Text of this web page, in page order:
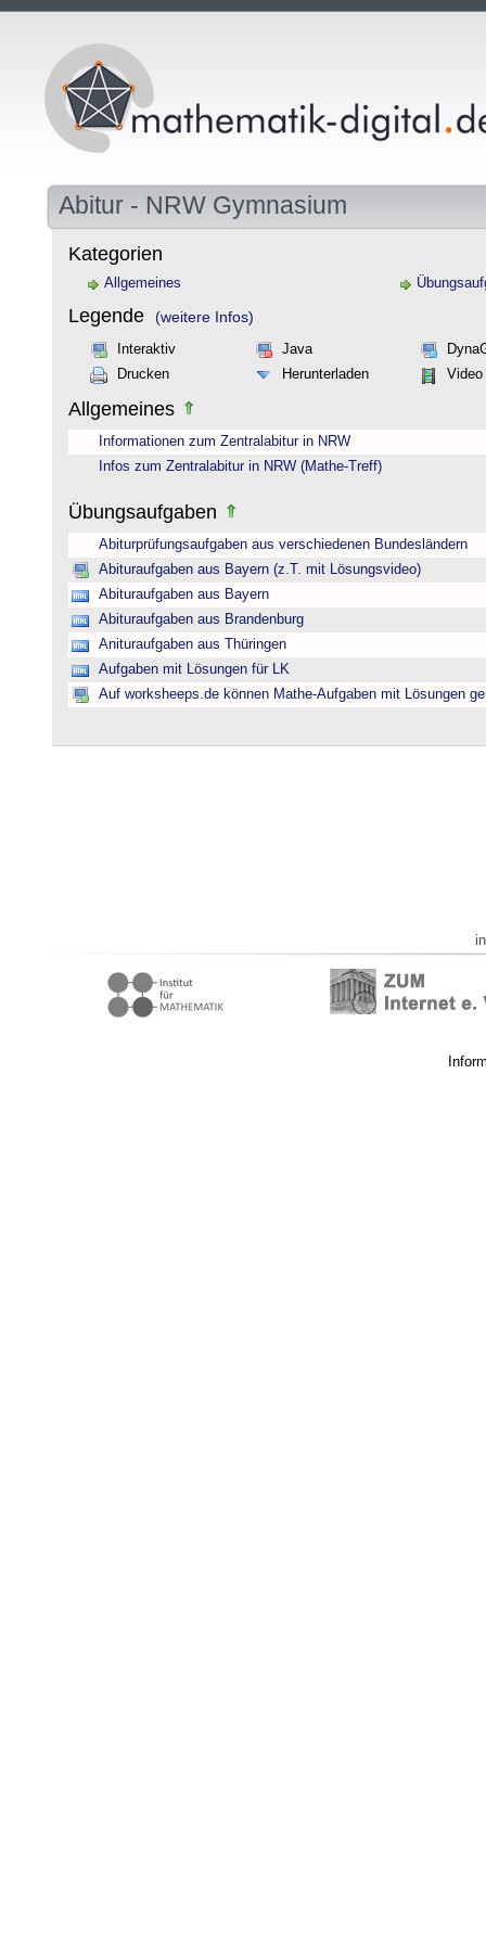
Abitur - NRW Gymnasium
Kategorien
Allgemeines
Legende (weitere Infos)
Interaktiv Java
Drucken
Herunterladen Video
Allgemeines
Informationen zum Zentralabitur in NRW
Infos zum Zentralabitur in NRW (Mathe-Treff)
Übungsaufgaben
Abiturprüfungsaufgaben aus verschiedenen Bundesländern
Abituraufgaben aus Bayern (z.T. mit Lösungsvideo)
Abituraufgaben aus Bayern
Abituraufgaben aus Brandenburg
Anituraufgaben aus Thüringen
Aufgaben mit Lösungen für LK
Auf worksheeps.de können Mathe-Aufgaben mit Lösungen